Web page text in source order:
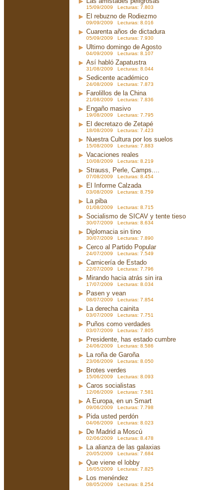
15/09/2009 Lecturas: 7.803
El rebuzno de Rodiezmo
09/09/2009 Lecturas: 8.016
Cuarenta años de dictadura
05/09/2009 Lecturas: 7.930
Ultimo domingo de Agosto
04/09/2009 Lecturas: 8.107
Así habló Zapatustra
31/08/2009 Lecturas: 8.044
Sedicente académico
24/08/2009 Lecturas: 7.873
Farolillos de la China
21/08/2009 Lecturas: 7.836
Engaño masivo
19/08/2009 Lecturas: 7.795
El decretazo de Zetapé
18/08/2009 Lecturas: 7.423
Nuestra Cultura por los suelos
15/08/2009 Lecturas: 7.883
Vacaciones reales
10/08/2009 Lecturas: 8.219
Strauss, Perle, Camps....
07/08/2009 Lecturas: 8.454
El Informe Calzada
03/08/2009 Lecturas: 8.759
La piba
01/08/2009 Lecturas: 8.715
Socialismo de SICAV y tente tieso
30/07/2009 Lecturas: 8.634
Diplomacia sin tino
30/07/2009 Lecturas: 7.890
Cerco al Partido Popular
24/07/2009 Lecturas: 7.549
Carnicería de Estado
22/07/2009 Lecturas: 7.796
Mirando hacia atrás sin ira
17/07/2009 Lecturas: 8.034
Pasen y vean
08/07/2009 Lecturas: 7.854
La derecha cainita
03/07/2009 Lecturas: 7.751
Puños como verdades
03/07/2009 Lecturas: 7.805
Presidente, has estado cumbre
24/06/2009 Lecturas: 8.586
La roña de Garoña
23/06/2009 Lecturas: 8.050
Brotes verdes
15/06/2009 Lecturas: 8.093
Caros socialistas
12/06/2009 Lecturas: 7.581
A Europa, en un Smart
09/06/2009 Lecturas: 7.798
Pida usted perdón
04/06/2009 Lecturas: 8.023
De Madrid a Moscú
02/06/2009 Lecturas: 8.478
La alianza de las galaxias
20/05/2009 Lecturas: 7.684
Que viene el lobby
16/05/2009 Lecturas: 7.825
Los menéndez
08/05/2009 Lecturas: 8.254